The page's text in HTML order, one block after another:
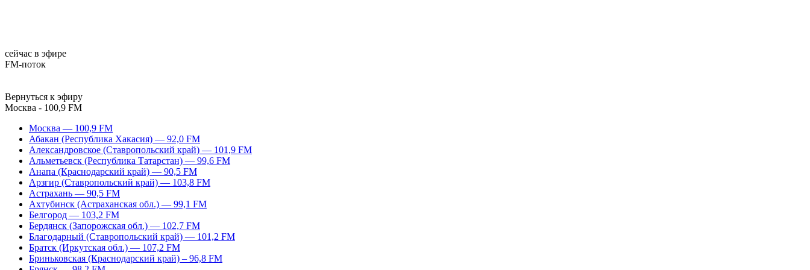
сейчас в эфире
FM-поток
Вернуться к эфиру
Москва - 100,9 FM
Москва — 100,9 FM
Абакан (Республика Хакасия) — 92,0 FM
Александровское (Ставропольский край) — 101,9 FM
Альметьевск (Республика Татарстан) — 99,6 FM
Анапа (Краснодарский край) — 90,5 FM
Арзгир (Ставропольский край) — 103,8 FM
Астрахань — 90,5 FM
Ахтубинск (Астраханская обл.) — 99,1 FM
Белгород — 103,2 FM
Бердянск (Запорожская обл.) — 102,7 FM
Благодарный (Ставропольский край) — 101,2 FM
Братск (Иркутская обл.) — 107,2 FM
Бриньковская (Краснодарский край) – 96,8 FM